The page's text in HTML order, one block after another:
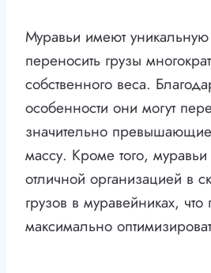
Муравьи имеют уникальную
переносить грузы
собственного веса.
особенности они могут
значительно
массу. Кроме того, муравьи
отличной организацией в
грузов в муравейниках,
максимально